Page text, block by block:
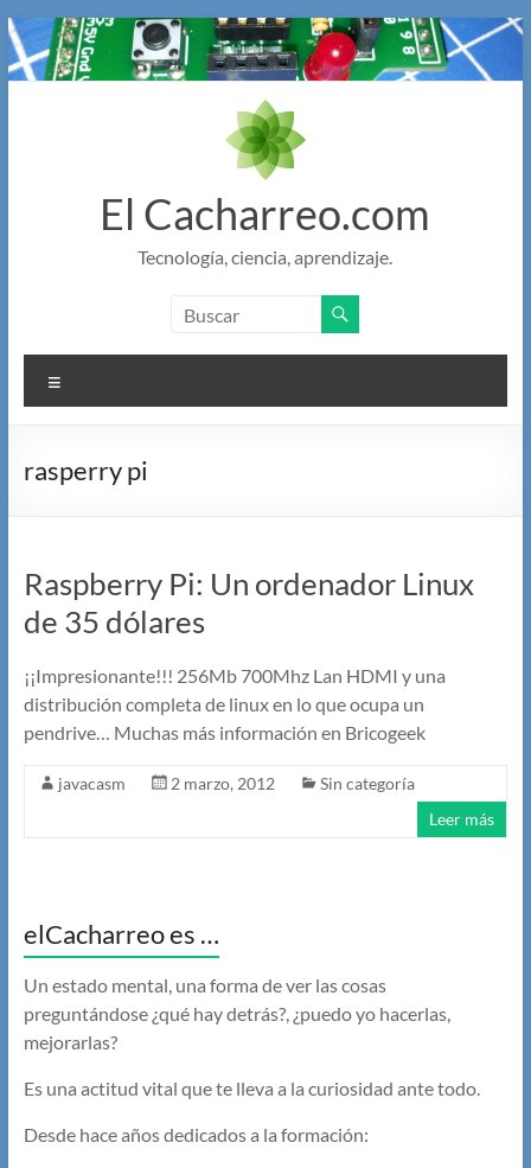
Saltar
al
contenido
El Cacharreo.com
Tecnología, ciencia, aprendizaje.
rasperry pi
Raspberry Pi: Un ordenador Linux
de 35 dólares
¡¡Impresionante!!! 256Mb 700Mhz Lan HDMI y una
distribución completa de linux en lo que ocupa un
pendrive… Muchas más información en Bricogeek
javacasm 2 marzo, 2012
Sin categoría
Leer más
elCacharreo es …
Un estado mental, una forma de ver las cosas
preguntándose ¿qué hay detrás?, ¿puedo yo hacerlas,
mejorarlas?
Es una actitud vital que te lleva a la curiosidad ante todo.
Desde hace años dedicados a la formación: